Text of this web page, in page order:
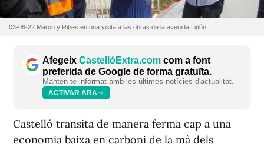
03-06-22 Marco y Ribes en una visita a las obras de la avenida Lidón
Afegeix CastellóExtra.com com a font
preferida de Google de forma gratuïta.
Mantén-te informat amb les últimes notícies d'actualitat.
ACTIVAR ARA
Castelló transita de manera ferma cap a una
economia baixa en carboni de la mà dels